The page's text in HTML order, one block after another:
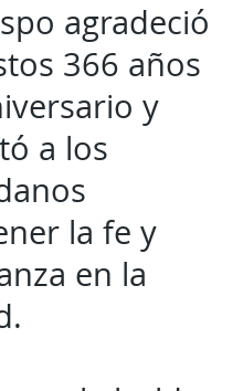
agradeció
366 años
y
a los
la fe y
en la